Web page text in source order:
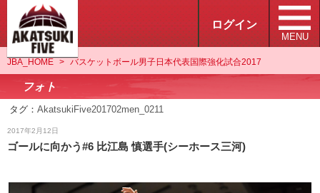
ログイン
MENU
JBA_HOME > バスケットボール男子日本代表国際強化試合2017
フォト
タグ： AkatsukiFive201702men_0211
2017年2月12日
ゴールに向かう#6 比江島 慎選手(シーホース三河)